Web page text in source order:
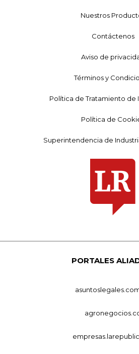
Nuestros
Contáctenos
Aviso de
Términos y
Política de Tratamiento de
Política de
Superintendencia de
PORTALES